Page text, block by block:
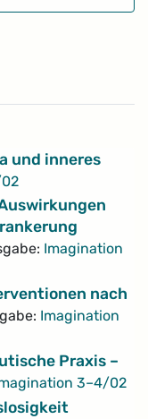
und inneres
Imagination
nach
Imagination
Praxis –
3–4/02